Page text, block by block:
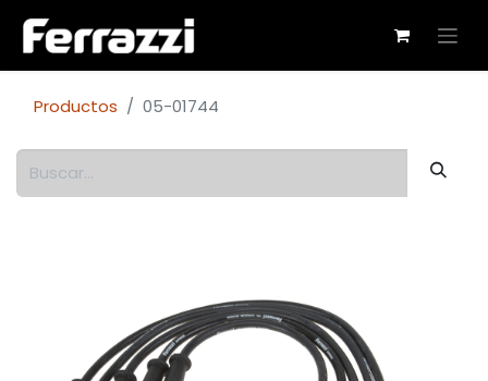
Productos 05-01744